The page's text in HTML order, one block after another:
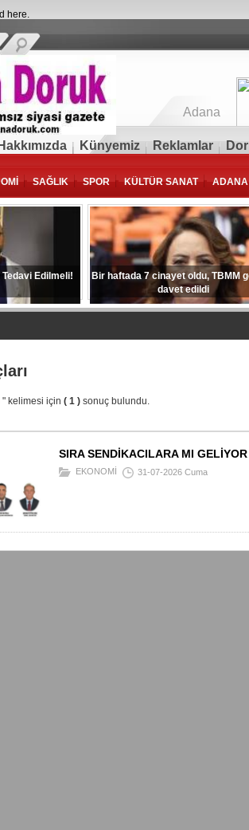
here.
Adana
Hakkımızda Künyemiz Reklamlar
SAĞLIK SPOR KÜLTÜR SANAT ADANA
Tedavi Edilmeli!
Bir haftada 7 cinayet oldu, TBMM
davet edildi
" kelimesi için ( 1 ) sonuç bulundu.
SIRA SENDİKACILARA MI GELİYOR
EKONOMİ 31-07-2026 Cuma